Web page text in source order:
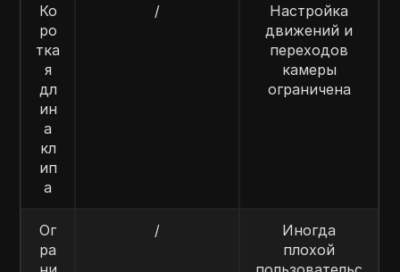
Ко
ро
тка
я
дл
ин
а
кл
ип
а
/
Настройка
движений и
переходов
камеры
ограничена
Ог
ра
/
Иногда
плохой